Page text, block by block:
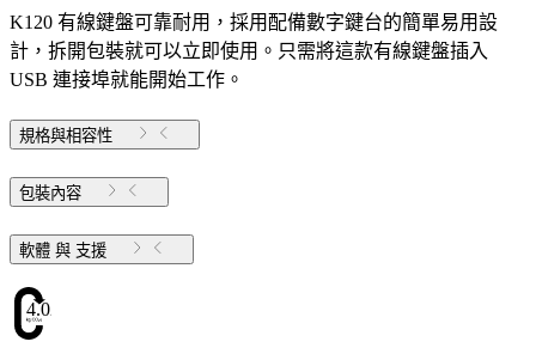
K120 有線鍵盤可靠耐用，採用配備數字鍵台的簡單易用設
計，拆開包裝就可以立即使用。只需將這款有線鍵盤插入
USB 連接埠就能開始工作。
規格與相容性
包裝內容
軟體 與 支援
4.02